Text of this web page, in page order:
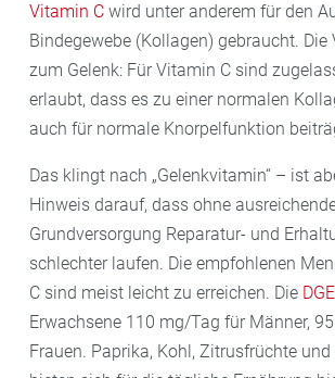
Vitamin C wird unter anderem für den
Bindegewebe (Kollagen) gebraucht. Die
zum Gelenk: Für Vitamin C sind
erlaubt, dass es zu einer normalen
auch für normale Knorpelfunktion
Das klingt nach „Gelenkvitamin“ – ist
Hinweis darauf, dass ohne
Grundversorgung Reparatur- und
schlechter laufen. Die empfohlenen
C sind meist leicht zu erreichen. Die DGE
Erwachsene 110 mg/Tag für Männer,
Frauen. Paprika, Kohl, Zitrusfrüchte